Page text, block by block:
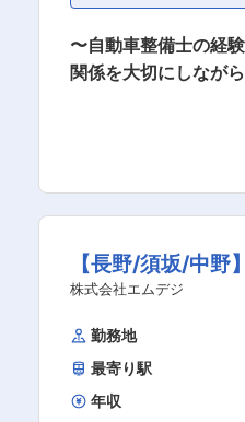
〜自動車整備士の経験をお持ちの方へ
関係を大切にしなが
車両の不具合対応
け：カーナビ、ETC、ドライブレコーダ
ルをフルに活かして
士としての幅広い経
【長野/須坂/中
株式会社エムデジ
勤務地
最寄り駅
年収